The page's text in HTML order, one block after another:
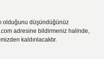
olduğunu düşündüğünüz
adresine bildirmeniz halinde,
kaldırılacaktır.